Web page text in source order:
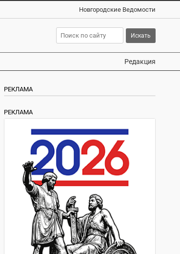
Новгородские Ведомости
Редакция
РЕКЛАМА
РЕКЛАМА